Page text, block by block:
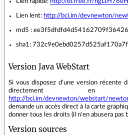
Lien lent: http://bci.im/devnewton/
md5 :
sha1:
Version Java WebStart
Si vous disposez d'une version récente
directement en
http://bci.im/devnewton/webstart/
demande un accès direct à la carte
donner tous les droits (il n'en abusera pas
Version sources